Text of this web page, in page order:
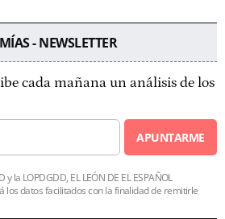
- NEWSLETTER
cada mañana un análisis de los
APUNTARME
la LOPDGDD, EL LEÓN DE EL ESPAÑOL
los datos facilitados con la finalidad de remitirle